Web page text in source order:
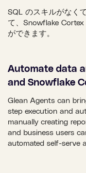
SQL のスキルがなく
て、Snowflake
ができます。
Automate data
and Snowflake
Glean Agents can
step execution and
manually creating
and business users
automated self-serve